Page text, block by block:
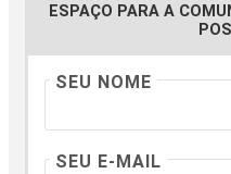
ESPAÇO PARA A
SEU NOME
SEU E-MAIL